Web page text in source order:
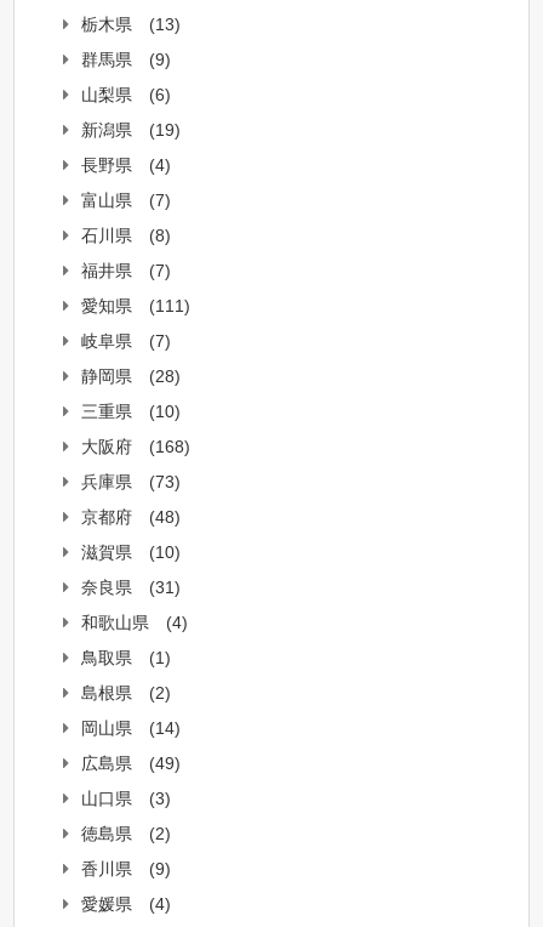
栃木県
(13)
群馬県
(9)
山梨県
(6)
新潟県
(19)
長野県
(4)
富山県
(7)
石川県
(8)
福井県
(7)
愛知県
(111)
岐阜県
(7)
静岡県
(28)
三重県
(10)
大阪府
(168)
兵庫県
(73)
京都府
(48)
滋賀県
(10)
奈良県
(31)
和歌山県
(4)
鳥取県
(1)
島根県
(2)
岡山県
(14)
広島県
(49)
山口県
(3)
徳島県
(2)
香川県
(9)
愛媛県
(4)